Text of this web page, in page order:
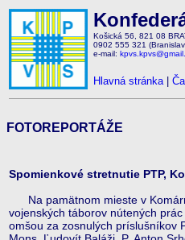
Košická 56, 821 08
0902 555 321
e-mail:
Hlavná stránka|
FOTOREPORTÁŽE
Spomienkové stretnutie PTP,
Na pamätnom mieste v
vojenských táborov nútených
omšou za zosnulých príslušníkov